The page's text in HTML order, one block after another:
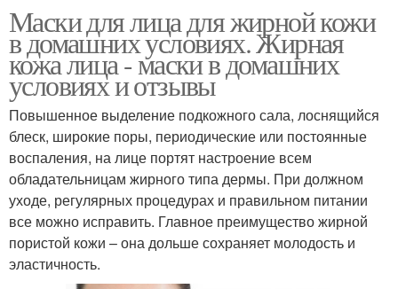
Маски для лица для жирной кожи
в домашних условиях. Жирная
кожа лица - маски в домашних
условиях и отзывы
Повышенное выделение подкожного сала, лоснящийся
блеск, широкие поры, периодические или постоянные
воспаления, на лице портят настроение всем
обладательницам жирного типа дермы. При должном
уходе, регулярных процедурах и правильном питании
все можно исправить. Главное преимущество жирной
пористой кожи – она дольше сохраняет молодость и
эластичность.